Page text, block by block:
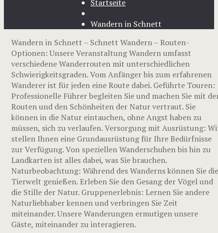
Startseite
Wandern in Schnett
Wandern in Schnett – Schnett Wandern – Routen-
Optionen: Unsere Veranstaltung Wandern umfasst
verschiedene Wanderrouten mit unterschiedlichen
Schwierigkeitsgraden. Vom Anfänger bis zum erfahrenen
Wanderer ist für jeden eine Route dabei. Geführte Touren:
Professionelle Führer begleiten Sie und machen Sie mit
Routen und den Schönheiten der Natur vertraut. Sie
können in die Natur eintauchen, ohne Angst haben zu
müssen, sich zu verlaufen. Versorgung mit Ausrüstung:
stellen Ihnen eine Grundausrüstung für Ihre Bedürfnisse
zur Verfügung. Von speziellen Wanderschuhen bis hin zu
Landkarten ist alles dabei, was Sie brauchen.
Naturbeobachtung: Während des Wanderns können Sie die
Tierwelt genießen. Erleben Sie den Gesang der Vögel und
die Stille der Natur. Gruppenerlebnis: Lernen Sie andere
Naturliebhaber kennen und verbringen Sie Zeit
miteinander. Unsere Wanderungen ermutigen unsere
Gäste, miteinander zu interagieren.